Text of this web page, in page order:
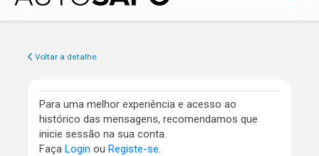
Voltar a detalhe
Para uma melhor experiência e acesso ao
histórico das mensagens, recomendamos que
inicie sessão na sua conta.
Faça Login ou Registe-se.